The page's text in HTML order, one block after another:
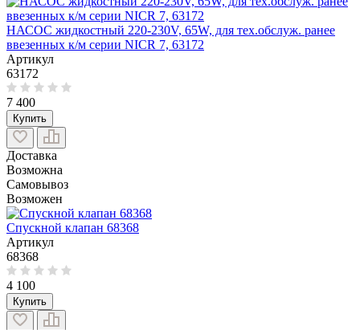
НАСОС жидкостный 220-230V, 65W, для тех.обслуж. ранее
ввезенных к/м серии NICR 7, 63172
Артикул
63172
7 400
Купить
Доставка
Возможна
Самовывоз
Возможен
Спускной клапан 68368
Артикул
68368
4 100
Купить